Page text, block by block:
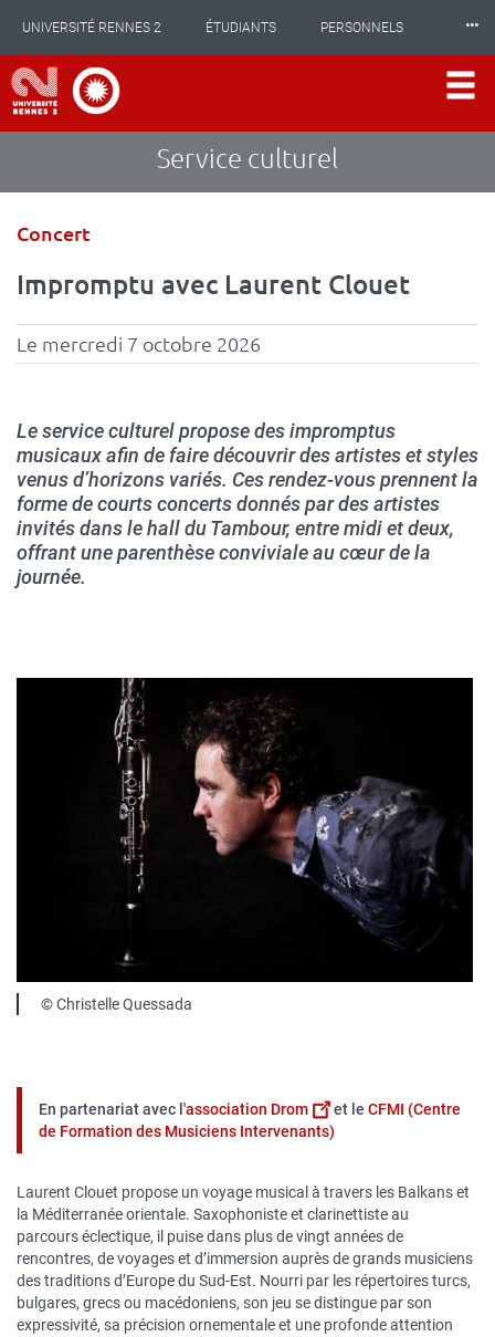
contenu
principal
UNIVERSITÉ RENNES 2 ÉTUDIANTS PERSONNELS
INTERNATIONAL
⸱⸱⸱
Service culturel
Type
Concert
Impromptu avec Laurent Clouet
Le mercredi 7 octobre 2026
Le service culturel propose des impromptus
musicaux afin de faire découvrir des artistes et styles
venus d’horizons variés. Ces rendez-vous prennent la
forme de courts concerts donnés par des artistes
invités dans le hall du Tambour, entre midi et deux,
offrant une parenthèse conviviale aucœurde la
journée.
Légende
©Christelle Quessada
En partenariat avec l'association Drom et le CFMI (Centre
de Formation des Musiciens Intervenants)
Laurent Clouet propose un voyage musical à travers les Balkans et
la Méditerranée orientale. Saxophoniste et clarinettiste au
parcours éclectique, il puise dans plus de vingt années de
rencontres, de voyages et d’immersion auprès de grands musiciens
des traditions d’Europe du Sud-Est. Nourri par les répertoires turcs,
bulgares, grecs ou macédoniens, son jeu se distingue par son
expressivité, sa précision ornementale et une profonde attention